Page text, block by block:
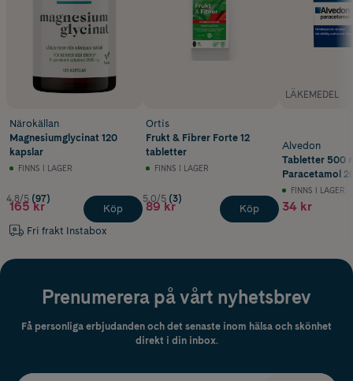
Närokällan
Magnesiumglycinat 120
kapslar
FINNS I LAGER
4.8/5 (97)
165 kr
Fri frakt Instabox
Köp
Ortis
Frukt & Fibrer Forte 12
tabletter
FINNS I LAGER
5.0/5 (3)
89 kr Köp
LÄKEMEDEL
Alvedon
Tabletter 500
Paracetamol
FINNS I LAGER
34 kr
Prenumerera på vårt nyhetsbrev
Få personliga erbjudanden och det senaste inom hälsa och skönhet
direkt i din inbox.